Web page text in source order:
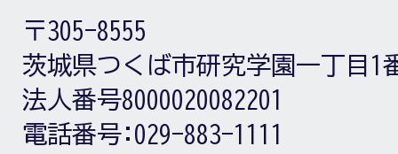
〒305-8555
茨城県つくば市研究学園一丁目1
法人番号8000020082201
電話番号: 029-883-1111